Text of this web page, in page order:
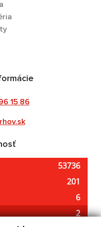
15 86